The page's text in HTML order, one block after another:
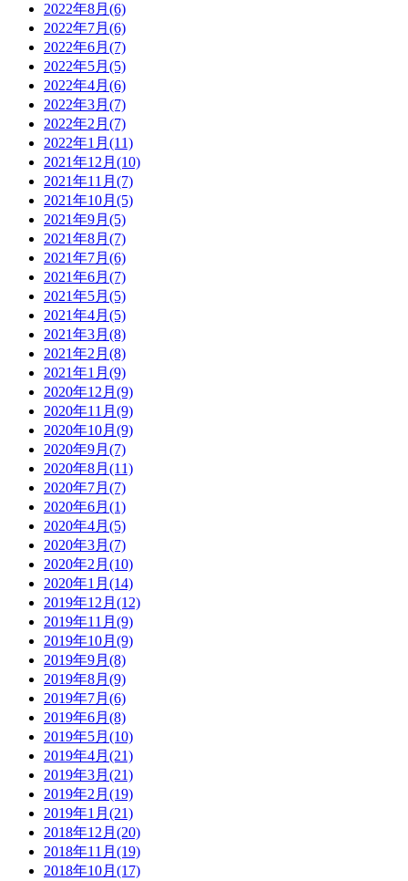
2022年8月(6)
2022年7月(6)
2022年6月(7)
2022年5月(5)
2022年4月(6)
2022年3月(7)
2022年2月(7)
2022年1月(11)
2021年12月(10)
2021年11月(7)
2021年10月(5)
2021年9月(5)
2021年8月(7)
2021年7月(6)
2021年6月(7)
2021年5月(5)
2021年4月(5)
2021年3月(8)
2021年2月(8)
2021年1月(9)
2020年12月(9)
2020年11月(9)
2020年10月(9)
2020年9月(7)
2020年8月(11)
2020年7月(7)
2020年6月(1)
2020年4月(5)
2020年3月(7)
2020年2月(10)
2020年1月(14)
2019年12月(12)
2019年11月(9)
2019年10月(9)
2019年9月(8)
2019年8月(9)
2019年7月(6)
2019年6月(8)
2019年5月(10)
2019年4月(21)
2019年3月(21)
2019年2月(19)
2019年1月(21)
2018年12月(20)
2018年11月(19)
2018年10月(17)